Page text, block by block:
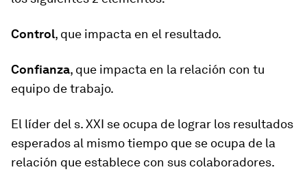
Control, que impacta en el resultado.
Confianza, que impacta en la relación con tu
equipo de trabajo.
El líder del s. XXI se ocupa de lograr los resultados
esperados al mismo tiempo que se ocupa de la
relación que establece con sus colaboradores.